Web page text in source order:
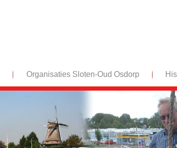
Organisaties Sloten-Oud Osdorp